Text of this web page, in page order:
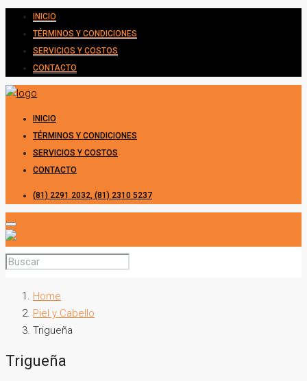
INICIO
TÉRMINOS Y CONDICIONES
SERVICIOS Y COSTOS
CONTACTO
INICIO
TÉRMINOS Y CONDICIONES
SERVICIOS Y COSTOS
CONTACTO
(81) 2291 2032, (81) 2310 5237
Home
Piel y Cabello
Trigueña
Trigueña